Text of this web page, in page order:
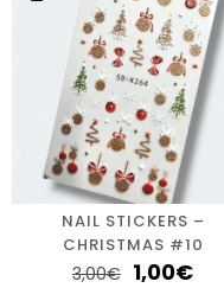
NAIL STICKERS –
CHRISTMAS #10
3,00€ 1,00€